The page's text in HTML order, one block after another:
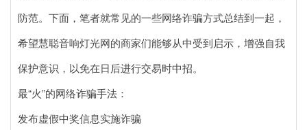
防范。下面，笔者就常见的一些网络诈骗方式总结到一起，
希望慧聪音响灯光网的商家们能够从中受到启示，增强自我
保护意识，以免在日后进行交易时中招。
最“火”的网络诈骗手法：
发布虚假中奖信息实施诈骗